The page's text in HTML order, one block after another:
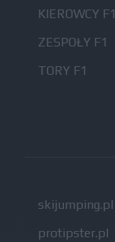
KIEROWCY F1
ZESPOŁY F1
TORY F1
skijumping.pl
protipster.pl